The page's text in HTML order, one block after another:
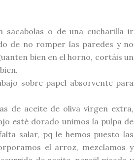
sacabolas o de una cucharilla ir
de no romper las paredes y no
bien en el horno, cortáis un
sobre papel absorventepara
de aceite de oliva virgen extra,
esté dorado unimos la pulpa de
salar, pq le hemos puesto las
el arroz, mezclamos y